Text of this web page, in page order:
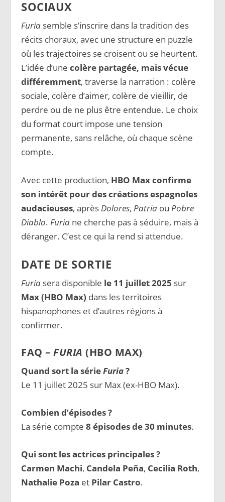
SOCIAUX
Furia semble s’inscrire dans la tradition des
récits choraux, avec une structure en puzzle
où les trajectoires se croisent ou se heurtent.
L’idée d’unecolère partagée, mais vécue
différemment, traverse la narration : colère
sociale, colère d’aimer, colère de vieillir, de
perdre ou de ne plus être entendue. Le choix
du format court impose une tension
permanente, sans relâche, où chaque scène
compte.
Avec cette production, HBO Max confirme
son intérêt pour des créations espagnoles
audacieuses, après Dolores, Patria ou Pobre
Diablo. Furia ne cherche pas à séduire, mais à
déranger. C’est ce qui la rend si attendue.
DATE DE SORTIE
Furia sera disponible le 11 juillet 2025 sur
Max (HBO Max) dans les territoires
hispanophones et d’autres régions à
confirmer.
FAQ –FURIA (HBO MAX)
Quand sort la sérieFuria?
Le 11 juillet 2025 sur Max (ex-HBO Max).
Combien d’épisodes ?
La série compte8 épisodes de 30 minutes.
Qui sont les actrices principales ?
Carmen Machi, Candela Peña, Cecilia Roth,
Nathalie Poza et Pilar Castro.